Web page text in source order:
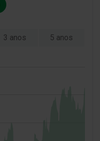
3 anos 5 anos